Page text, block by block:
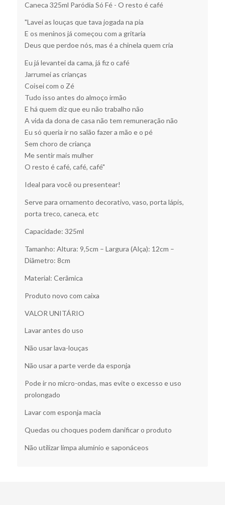
Caneca 325ml Paródia Só Fé - O resto é café
"Lavei as louças que tava jogada na pia
E os meninos já começou com a gritaria
Deus que perdoe nós, mas é a chinela quem cria
Eu já levantei da cama, já fiz o café
Jarrumei as crianças
Coisei com o Zé
Tudo isso antes do almoço irmão
E há quem diz que eu não trabalho não
A vida da dona de casa não tem remuneração não
Eu só queria ir no salão fazer a mão e o pé
Sem choro de criança
Me sentir mais mulher
O resto é café, café, café"
Ideal para você ou presentear!
Serve para ornamento decorativo, vaso, porta lápis,
porta treco, caneca, etc
Capacidade: 325ml
Tamanho: Altura: 9,5cm – Largura (Alça): 12cm –
Diâmetro: 8cm
Material: Cerâmica
Produto novo com caixa
VALOR UNITÁRIO
Lavar antes do uso
Não usar lava-louças
Não usar a parte verde da esponja
Pode ir no micro-ondas, mas evite o excesso e uso
prolongado
Lavar com esponja macia
Quedas ou choques podem danificar o produto
Não utilizar limpa alumínio e saponáceos